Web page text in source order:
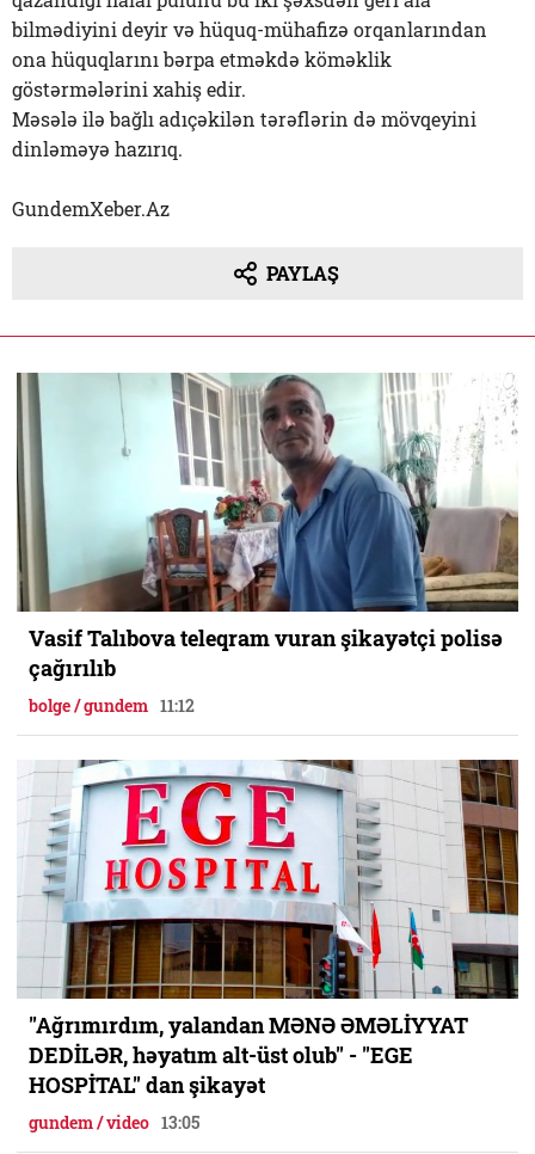
bilmədiyini deyir və hüquq-mühafizə orqanlarından
ona hüquqlarını bərpa etməkdə köməklik
göstərmələrini xahiş edir.
Məsələ ilə bağlı adıçəkilən tərəflərin də mövqeyini
dinləməyə hazırıq.
GundemXeber.Az
PAYLAŞ
Vasif Talıbova teleqram vuran şikayətçi polisə
çağırılıb
bolge / gundem 11:12
"Ağrımırdım, yalandan MƏNƏ ƏMƏLİYYAT
DEDİLƏR, həyatım alt-üst olub" - "EGE
HOSPİTAL" dan şikayət
gundem / video 13:05